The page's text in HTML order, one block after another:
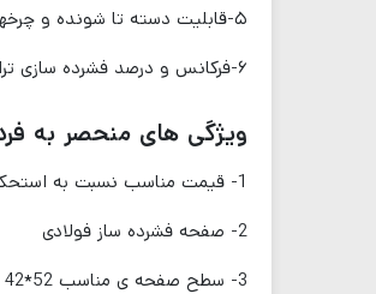
۵-قابلیت دسته تا شونده و چرخهای جدا شونده برای جابه جایی هر چه راحت تر
۶-فرکانس و درصد فشرده سازی تراکم بسیار خوب
ویژگی های منحصر به
1- قیمت مناسب نسبت به استحکام محصول
2- صفحه فشرده ساز فولادی
3- سطح صفحه ی مناسب 52*42